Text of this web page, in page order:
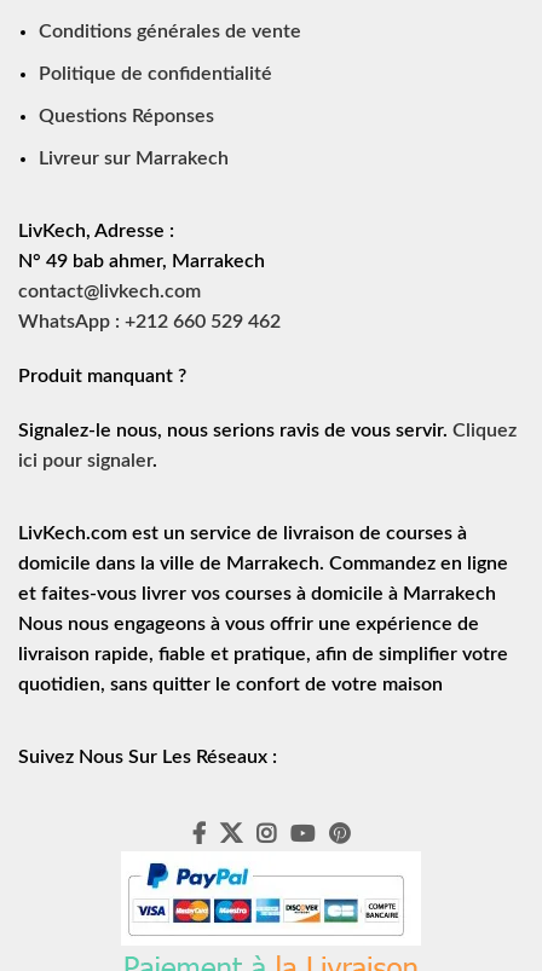
Conditions générales de vente
Politique de confidentialité
Questions Réponses
Livreur sur Marrakech
LivKech, Adresse :
N° 49 bab ahmer, Marrakech
contact@livkech.com
WhatsApp : +212 660 529 462
Produit manquant ?
Signalez-le nous, nous serions ravis de vous servir. Cliquez
ici pour signaler.
LivKech.com est un service de
livraison de courses à
domicile dans la ville de Marrakech. Commandez en ligne
et faites-vous livrer vos courses à domicile à Marrakech
Nous nous engageons à vous offrir une expérience de
livraison rapide, fiable et pratique, afin de simplifier votre
quotidien, sans quitter le confort de votre maison
Suivez Nous Sur Les Réseaux :